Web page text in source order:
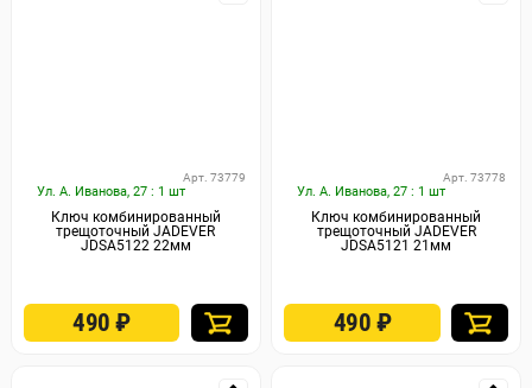
Ул. А. Иванова, 27 : 1 шт
Арт. 73779
Ключ комбинированный
трещоточный JADEVER
JDSA5122 22мм
490₽
Ул. А. Иванова, 27 : 1 шт
Арт. 73778
Ключ комбинированный
трещоточный JADEVER
JDSA5121 21мм
490 ₽